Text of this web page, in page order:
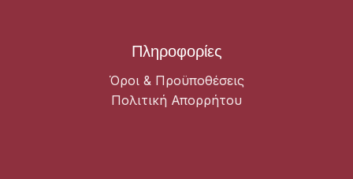
Πληροφορίες
Όροι & Προϋποθέσεις
Πολιτική Απορρήτου